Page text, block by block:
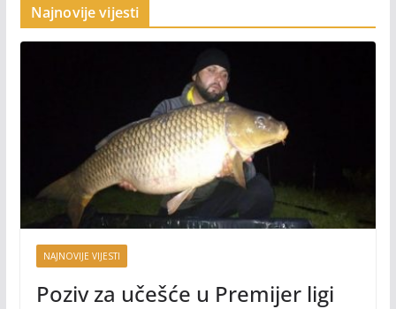
Najnovije vijesti
NAJNOVIJE VIJESTI
Poziv za učešće u Premijer ligi